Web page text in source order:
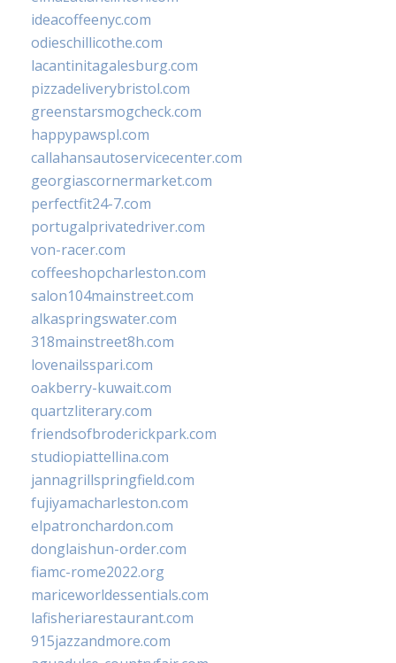
ideacoffeenyc.com
odieschillicothe.com
lacantinitagalesburg.com
pizzadeliverybristol.com
greenstarsmogcheck.com
happypawspl.com
callahansautoservicecenter.com
georgiascornermarket.com
perfectfit24-7.com
portugalprivatedriver.com
von-racer.com
coffeeshopcharleston.com
salon104mainstreet.com
alkaspringswater.com
318mainstreet8h.com
lovenailsspari.com
oakberry-kuwait.com
quartzliterary.com
friendsofbroderickpark.com
studiopiattellina.com
jannagrillspringfield.com
fujiyamacharleston.com
elpatronchardon.com
donglaishun-order.com
fiamc-rome2022.org
mariceworldessentials.com
lafisheriarestaurant.com
915jazzandmore.com